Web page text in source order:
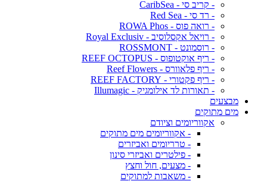
- קריב סי - CaribSea
- רד סי - Red Sea
- רואה פוס - ROWA Phos
- רויאל אקסלוסיב - Royal Exclusiv
- רוסמונט - ROSSMONT
- ריף אוקטופוס - REEF OCTOPUS
- ריף פלאוורס - Reef Flowers
- ריף פקטורי - REEF FACTORY
- תאורות לד אילומגיק - Illumagic
מבצעים
מים מתוקים
אקווריומים וציודם
- אקווריומים מים מתוקים
- טרריומים ואביזרים
- פילטרים ואביזרי סינון
- מצעים, חול וחצץ
- משאבות למתוקים